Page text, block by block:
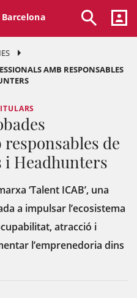
AMB RESPONSABLES
de
i Headhunters
‘Talent ICAB’, una
a impulsar l’ecosistema
atracció i
l’emprenedoria dins